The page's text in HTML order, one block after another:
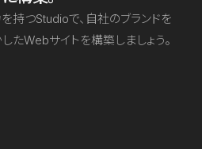
持つStudioで、自社のブランドを
たWebサイトを構築しましょう。